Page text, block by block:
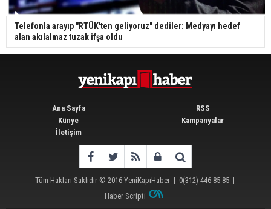
Telefonla arayıp "RTÜK'ten geliyoruz" dediler: Medyayı hedef
alan akılalmaz tuzak ifşa oldu
Ana Sayfa
Künye
İletişim
RSS
Kampanyalar
Tüm Hakları Saklıdır © 2016 YeniKapıHaber| 0(312) 446 85 85|
Haber Scripti